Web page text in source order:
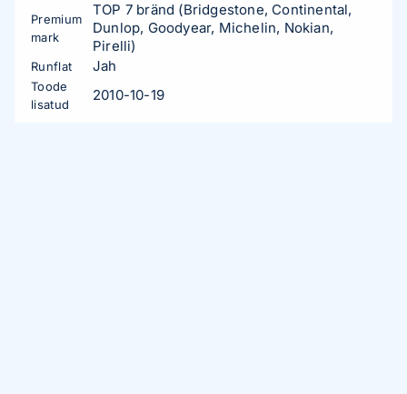
Premium
mark
TOP 7 bränd (Bridgestone, Continental,
Dunlop, Goodyear, Michelin, Nokian,
Pirelli)
Runflat Jah
Toode
lisatud
2010-10-19